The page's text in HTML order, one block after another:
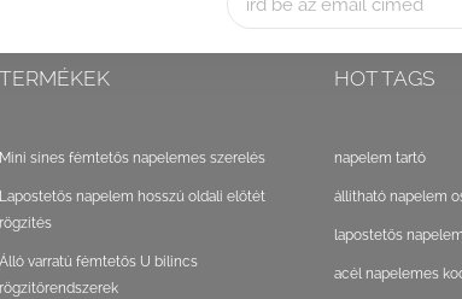
TERMÉKEK
Mini sínes fémtetős napelemes szerelés
Lapostetős napelem hosszú oldali előtét
rögzítés
Álló varratú fémtetős U bilincs
rögzítőrendszerek
HOT TAGS
napelem tartó
állítható napelem
lapostetős
acél napelemes